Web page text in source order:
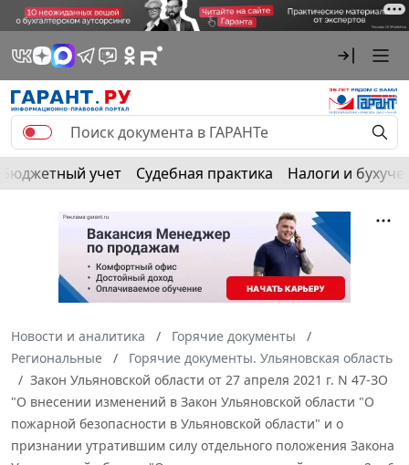
Бюджетный учет Судебная практика Налоги и
Новости и аналитика
Горячие документы
Региональные
Горячие документы. Ульяновская область
Закон Ульяновской области от 27 апреля 2021 г. N 47-ЗО
"О внесении изменений в Закон Ульяновской области "О
пожарной безопасности в Ульяновской области" и о
признании утратившим силу отдельного положения Закона